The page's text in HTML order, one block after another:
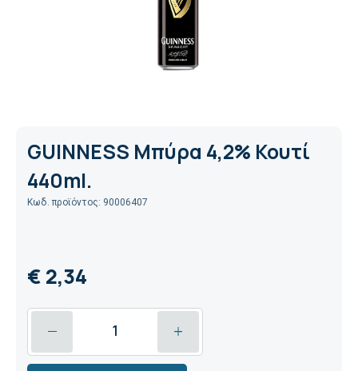
GUINNESS Μπύρα 4,2% Κουτί
440ml.
Κωδ. προϊόντος: 90006407
€ 2,34